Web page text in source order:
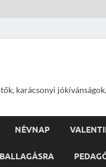
karácsonyi
NÉVNAP
BALLAGÁSRA